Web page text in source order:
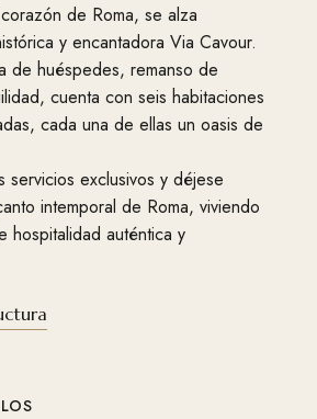
de Roma, se alza
y encantadora Via Cavour.
de huéspedes, remanso de
cuenta con seis habitaciones
cada una de ellas un oasis de
servicios exclusivos y déjese
intemporal de Roma, viviendo
hospitalidad auténtica y